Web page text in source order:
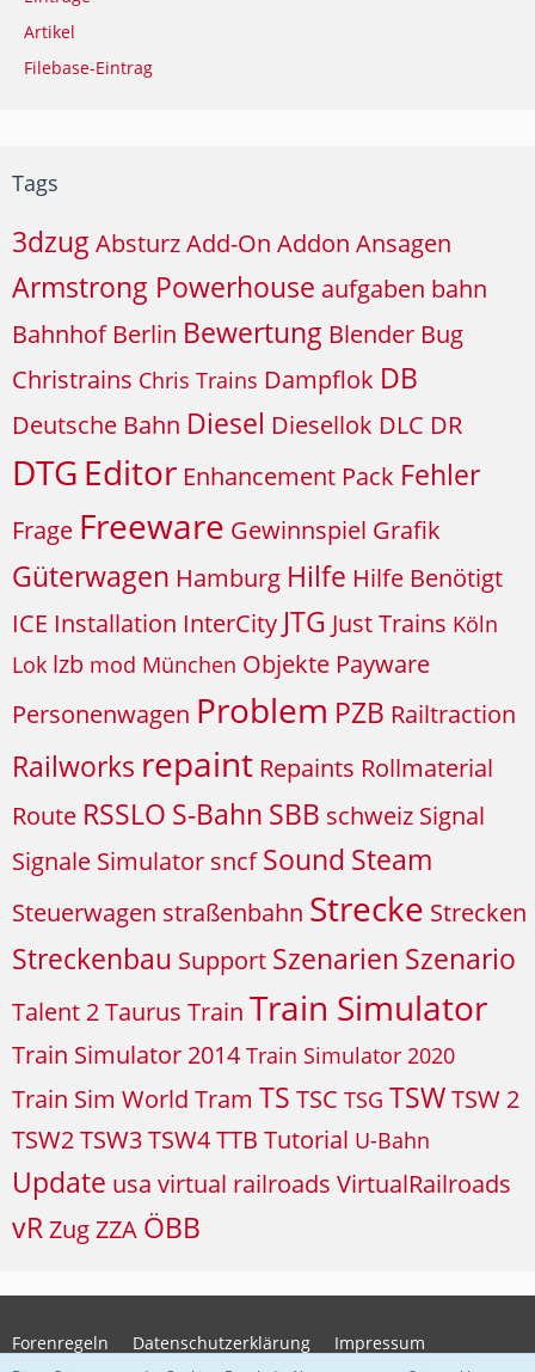
Artikel
Filebase-Eintrag
Tags
3dzug AbsturzAdd-On Addon Ansagen
Armstrong Powerhouse aufgaben bahn
Bahnhof Berlin Bewertung Blender Bug
Christrains Chris Trains Dampflok DB
Deutsche Bahn Diesel Diesellok DLC DR
DTG Editor Enhancement Pack Fehler
Frage Freeware Gewinnspiel Grafik
Güterwagen Hamburg Hilfe Hilfe Benötigt
ICE Installation InterCity JTG Just Trains Köln
Lok lzb mod München Objekte Payware
Personenwagen Problem PZB Railtraction
Railworks repaint Repaints Rollmaterial
Route RSSLO S-Bahn SBB schweiz Signal
Signale Simulator sncf Sound Steam
Steuerwagen straßenbahn Strecke Strecken
Streckenbau Support Szenarien Szenario
Talent 2Taurus Train Train Simulator
Train Simulator 2014 Train Simulator 2020
Train Sim World Tram TS TSC TSG TSWTSW 2
TSW2TSW3TSW4TTB Tutorial U-Bahn
Update usa virtual railroads VirtualRailroads
vRZugZZA ÖBB
Forenregeln Datenschutzerklärung Impressum